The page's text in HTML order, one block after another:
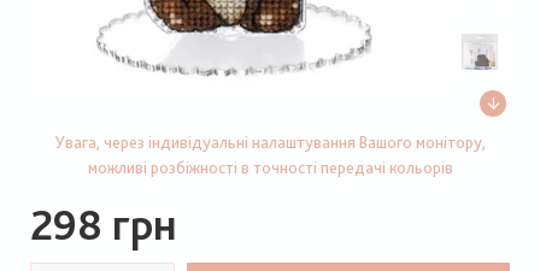
Увага, через індивідуальні налаштування Вашого монітору,
можливі розбіжності в точності передачі кольорів
298 грн